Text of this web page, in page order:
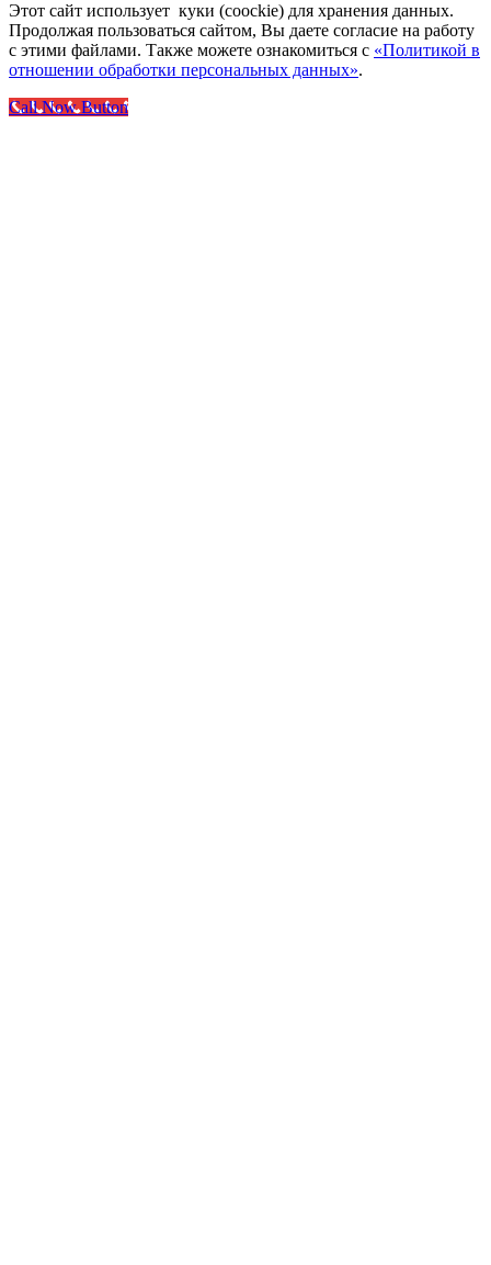
Этот сайт использует куки (coockie) для хранения данных.
Продолжая пользоваться сайтом, Вы даете согласие на работу
с этими файлами. Также можете ознакомиться с «Политикой в
отношении обработки персональных данных».
Call Now Button